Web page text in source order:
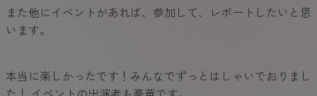
また他にイベントがあれば、参加して、レポートしたいと思
います。
本当に楽しかったです！みんなでずっとはしゃいでおりまし